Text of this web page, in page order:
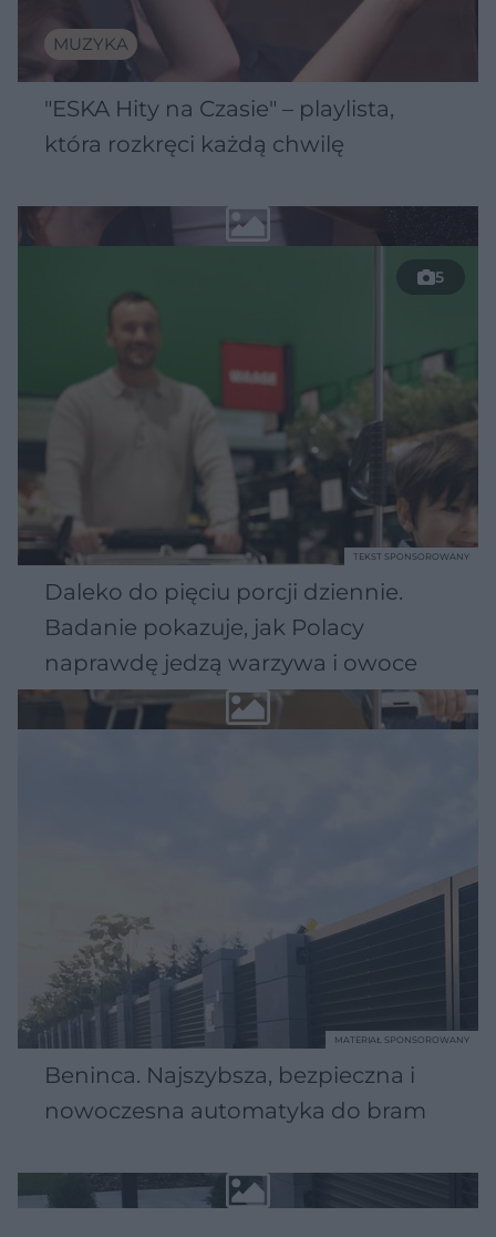
MUZYKA
"ESKA Hity na Czasie" – playlista,
która rozkręci każdą chwilę
5
Daleko do pięciu porcji dziennie.
Badanie pokazuje, jak Polacy
naprawdę jedzą warzywa i owoce
TEKST SPONSOROWANY
Beninca. Najszybsza, bezpieczna i
nowoczesna automatyka do bram
MATERIAŁ SPONSOROWANY